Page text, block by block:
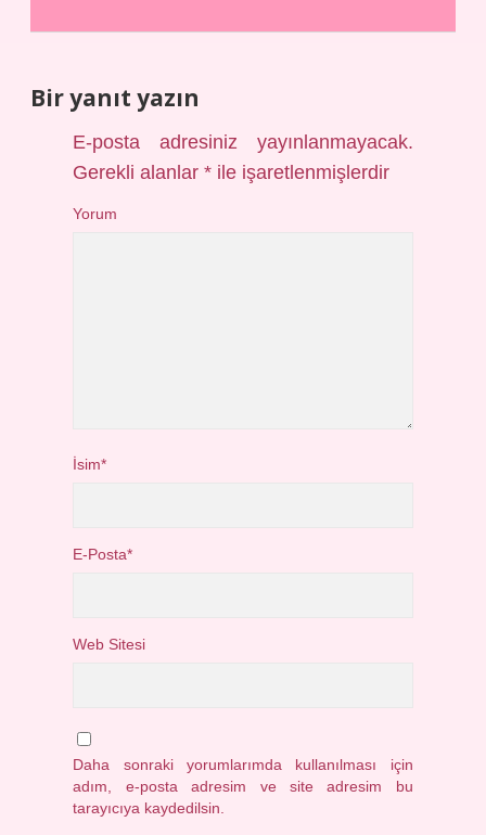
Bir yanıt yazın
E-posta adresiniz yayınlanmayacak.
Gerekli alanlar* ile işaretlenmişlerdir
Yorum
İsim*
E-Posta*
Web Sitesi
Daha sonraki yorumlarımda kullanılması için
adım, e-posta adresim ve site adresim bu
tarayıcıya kaydedilsin.